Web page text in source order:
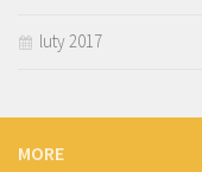
luty 2017
MORE